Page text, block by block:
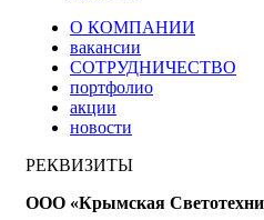
О КОМПАНИИ
вакансии
СОТРУДНИЧЕСТВО
портфолио
акции
новости
РЕКВИЗИТЫ
ООО «Крымская